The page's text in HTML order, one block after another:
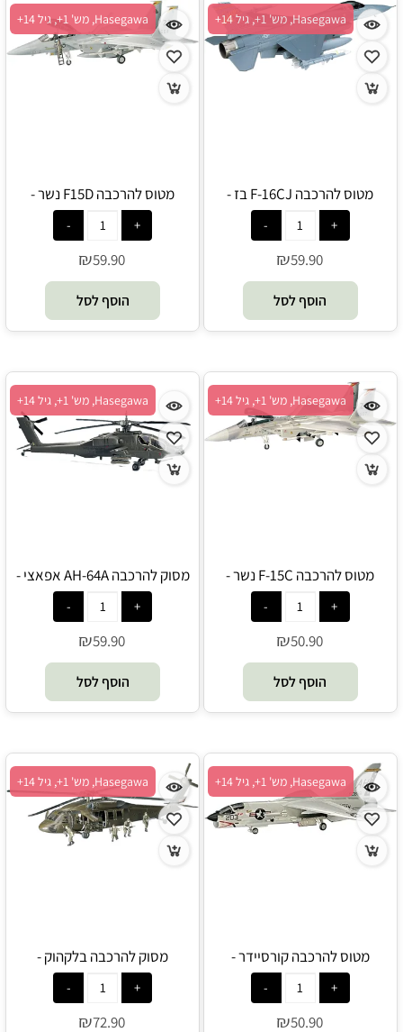
Hasegawa, מש' 1+, גיל 14+
מטוס להרכבה F-16CJ בז -
Hasegawa
₪59.90
הוסף לסל
Hasegawa, מש' 1+, גיל 14+
מטוס להרכבה F15D נשר -
Hasegawa
₪59.90
הוסף לסל
Hasegawa, מש' 1+, גיל 14+
מטוס להרכבה F-15C נשר -
Hasegawa
₪50.90
הוסף לסל
Hasegawa, מש' 1+, גיל 14+
מסוק להרכבה AH-64A אפאצי -
Hasegawa
₪59.90
הוסף לסל
Hasegawa, מש' 1+, גיל 14+
מטוס להרכבה קורסיידר -
Hasegawa
₪50.90
Hasegawa, מש' 1+, גיל 14+
מסוק להרכבה בלקהוק -
Hasegawa
₪72.90